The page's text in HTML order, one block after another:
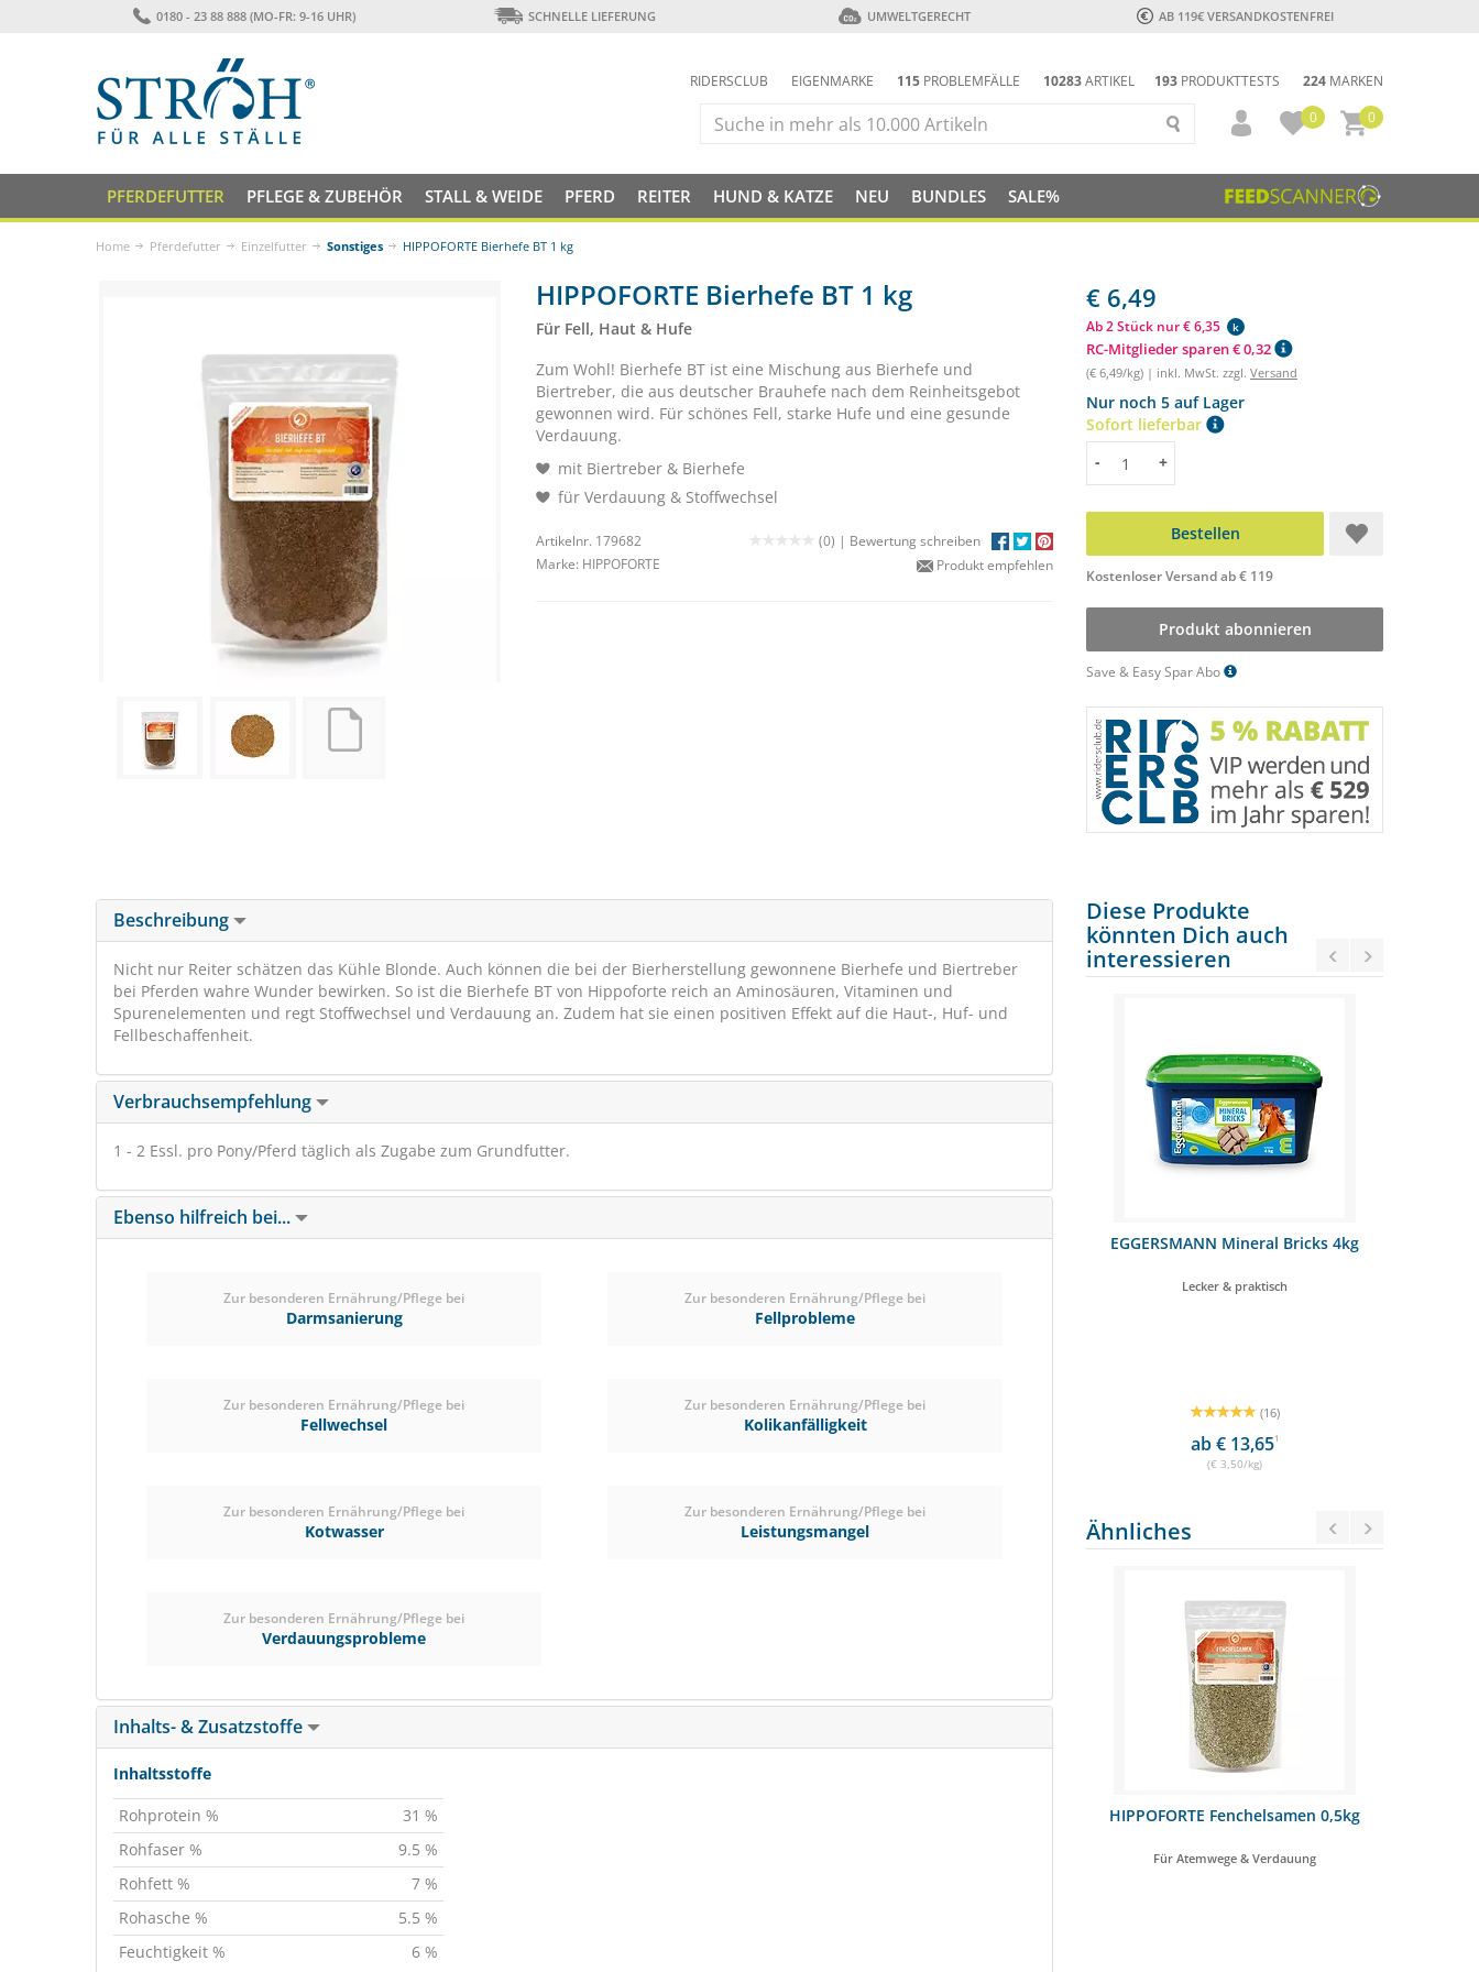
0180 - 23 88 888 (MO-FR: 9-16 UHR) SCHNELLE LIEFERUNG UMWELTGERECHT AB 119€ VERSANDKOSTENFREI
193 PRODUKTTESTS 224 MARKEN
RIDERSCLUB EIGENMARKE 115 PROBLEMFÄLLE 10283ARTIKEL
0
0
PFERDEFUTTER PFLEGE & ZUBEHÖR STALL & WEIDE PFERD REITER HUND & KATZE NEU BUNDLES SALE%
Home Pferdefutter Einzelfutter Sonstiges HIPPOFORTE Bierhefe BT 1 kg
HIPPOFORTE Bierhefe BT 1 kg
Für Fell, Haut & Hufe
Zum Wohl! Bierhefe BT ist eine Mischung aus Bierhefe und
Biertreber, die aus deutscher Brauhefe nach dem Reinheitsgebot
gewonnen wird. Für schönes Fell, starke Hufe und eine gesunde
Verdauung.
mit Biertreber & Bierhefe
für Verdauung & Stoffwechsel
Artikelnr. 179682 (0) | Bewertung schreiben
Marke: HIPPOFORTE Produkt empfehlen
€ 6,49
Ab 2 Stück nur € 6,35 k
RC-Mitglieder sparen € 0,32
(€ 6,49/kg) | inkl. MwSt. zzgl. Versand
Nur noch 5 auf Lager
Sofort lieferbar
Menge
- +
Bestellen
Kostenloser Versand ab € 119
Produkt abonnieren
Save & Easy Spar Abo
Beschreibung
Nicht nur Reiter schätzen das Kühle Blonde. Auch können die bei der Bierherstellung gewonnene Bierhefe und Biertreber
bei Pferden wahre Wunder bewirken. So ist die Bierhefe BT von Hippoforte reich an Aminosäuren, Vitaminen und
Spurenelementen und regt Stoffwechsel und Verdauung an. Zudem hat sie einen positiven Effekt auf die Haut-, Huf- und
Fellbeschaffenheit.
Verbrauchsempfehlung
1 - 2 Essl. pro Pony/Pferd täglich als Zugabe zum Grundfutter.
Ebenso hilfreich bei...
Zur besonderen Ernährung/Pflege bei
Darmsanierung
Zur besonderen Ernährung/Pflege bei
Fellprobleme
Zur besonderen Ernährung/Pflege bei
Fellwechsel
Zur besonderen Ernährung/Pflege bei
Kolikanfälligkeit
Zur besonderen Ernährung/Pflege bei
Kotwasser
Zur besonderen Ernährung/Pflege bei
Leistungsmangel
Zur besonderen Ernährung/Pflege bei
Verdauungsprobleme
Inhalts- & Zusatzstoffe
Inhaltsstoffe
Rohprotein %
31 %
Rohfaser %
9.5 %
Rohfett %
7 %
Rohasche %
5.5 %
Feuchtigkeit %
6 %
Diese Produkte
könnten Dich auch
interessieren
St.Hippolyt MAGNESIUM B12 1kg EGGERSMANN Mineral Bricks 4kg
Lecker & praktisch
(16)
ab € 13,651
(€ 3,50/kg)
Ähnliches
HIPPOFORTE Fenchelsamen 0,5kg
Für Atemwege & Verdauung